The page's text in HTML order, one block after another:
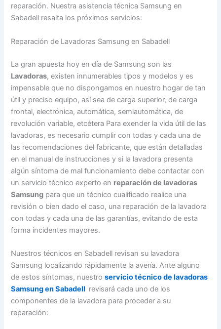
reparación. Nuestra asistencia técnica Samsung en
Sabadell resalta los próximos servicios:
Reparación de Lavadoras Samsung en Sabadell
La gran apuesta hoy en día de Samsung son las
Lavadoras, existen innumerables tipos y modelos y es
impensable que no dispongamos en nuestro hogar de tan
útil y preciso equipo, así sea de carga superior, de carga
frontal, electrónica, automática, semiautomática, de
revolución variable, etcétera Para exender la vida útil de las
lavadoras, es necesario cumplir con todas y cada una de
las recomendaciones del fabricante, que están detalladas
en el manual de instrucciones y si la lavadora presenta
algún síntoma de mal funcionamiento debe contactar con
un servicio técnico experto en reparación de lavadoras
Samsung para que un técnico cualificado realice una
revisión o bien dado el caso, una reparación de la lavadora
con todas y cada una de las garantías, evitando de esta
forma incidentes mayores.
Nuestros técnicos en Sabadell revisan su lavadora
Samsung localizando rápidamente la avería. Ante alguno
de estos síntomas, nuestroservicio técnico de lavadoras
Samsung en Sabadell revisará cada uno de los
componentes de la lavadora para proceder a su
reparación: